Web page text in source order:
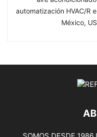
automatización HVAC/R
México,